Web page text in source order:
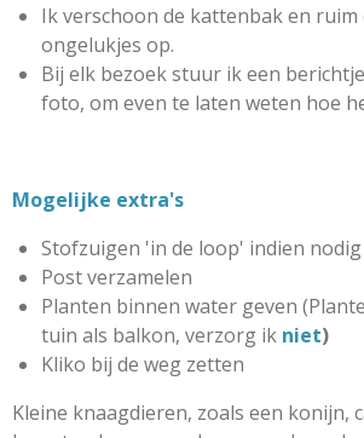
Ik verschoon de kattenbak en ruim
ongelukjes op.
Bij elk bezoek stuur ik een
foto, om even te laten weten hoe
Mogelijke extra's
Stofzuigen 'in de loop' indien nodig
Post verzamelen
Planten binnen water geven
tuin als balkon, verzorg ik niet)
Kliko bij de weg zetten
Kleine knaagdieren, zoals een konijn,